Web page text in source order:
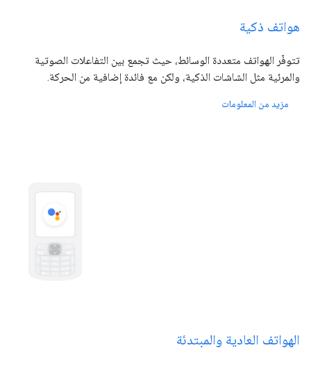
هواتف ذكية
تتوفّر الهواتف متعددة الوسائط، حيث تجمع بين التفاعلات الصوتية
والمرئية مثل الشاشات الذكية، ولكن مع فائدة إضافية من الحركة.
مزيد من المعلومات
الهواتف العادية والمبتدئة